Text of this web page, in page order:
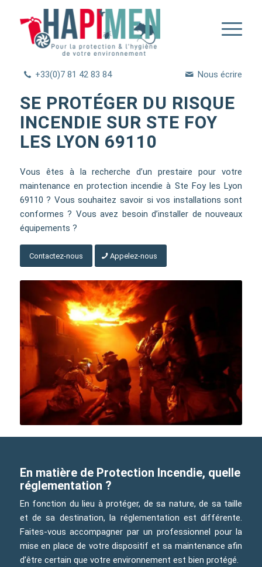
+33(0)7 81 42 83 84 Nous écrire
SE PROTÉGER DU RISQUE
INCENDIE SUR STE FOY
LES LYON 69110
Vous êtes à la recherche d’un prestaire pour votre
maintenance en protection incendie à Ste Foy les Lyon
69110 ? Vous souhaitez savoir si vos installations sont
conformes ? Vous avez besoin d’installer de nouveaux
équipements ?
Contactez-nous Appelez-nous
En matière de Protection Incendie, quelle
réglementation ?
En fonction du lieu à protéger, de sa nature, de sa taille
et de sa destination, la réglementation est différente.
Faites-vous accompagner par un professionnel pour la
mise en place de votre dispositif et sa maintenance afin
d’être certain que votre environnement est bien protégé.